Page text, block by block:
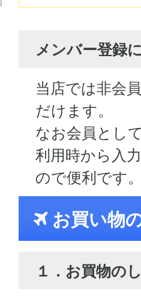
メンバー登録
当店では非会
だけます。
なお会員とし
利用時から入
ので便利です
お買い物
１．お買物の